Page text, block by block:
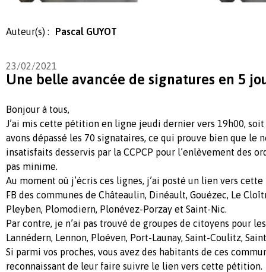
Auteur(s) : Pascal GUYOT
23/02/2021
Une belle avancée de signatures en 5
Bonjour à tous,
J’ai mis cette pétition en ligne jeudi dernier vers 19h00,
avons dépassé les 70 signataires, ce qui prouve bien que le
insatisfaits desservis par la CCPCP pour l’enlèvement des
pas minime.
Au moment où j’écris ces lignes, j’ai posté un lien vers
FB des communes de Châteaulin, Dinéault, Gouézec, Le
Pleyben, Plomodiern, Plonévez-Porzay et Saint-Nic.
Par contre, je n’ai pas trouvé de groupes de citoyens pour
Lannédern, Lennon, Ploéven, Port-Launay, Saint-Coulitz,
Si parmi vos proches, vous avez des habitants de ces
reconnaissant de leur faire suivre le lien vers cette pétition.